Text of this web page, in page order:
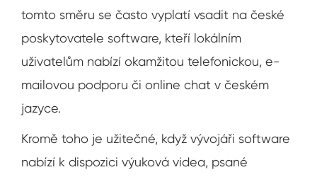
tomto směru se často vyplatí vsadit na české
poskytovatele software, kteří lokálním
uživatelům nabízí okamžitou telefonickou, e-
mailovou podporu či online chat v českém
jazyce.
Kromě toho je užitečné, když vývojáři software
nabízí k dispozici výuková videa, psané